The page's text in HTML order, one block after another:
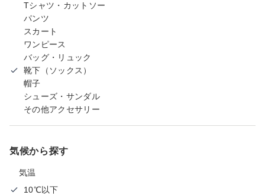
Tシャツ・カットソー
パンツ
スカート
ワンピース
バッグ・リュック
靴下（ソックス）
帽子
シューズ・サンダル
その他アクセサリー
気候から探す
気温
10℃以下